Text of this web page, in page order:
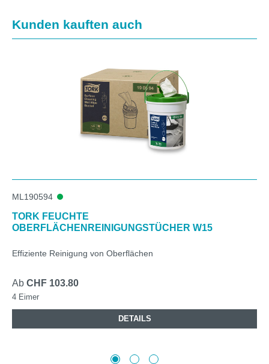
Produktgalerie überspringen
Kunden kauften auch
ML190594
TORK FEUCHTE
OBERFLÄCHENREINIGUNGSTÜCHER W15
Effiziente Reinigung von Oberflächen
Ab CHF 103.80
4 Eimer
DETAILS